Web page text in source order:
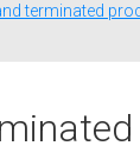
terminated